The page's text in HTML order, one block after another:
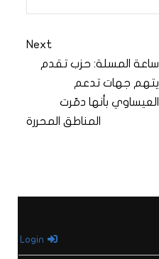
Next
ساعة المسلة: حزب تقدم
يتهم جهات تدعم
العيساوي بأنها دمّرت
المناطق المحررة